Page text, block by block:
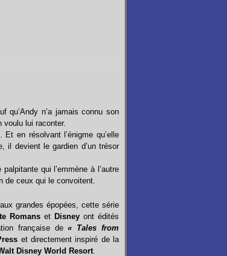
qu’Andy n’a jamais connu son
voulu lui raconter.
en résolvant l’énigme qu’elle
il devient le gardien d’un trésor
qui l’emmène à l’autre
de ceux qui le convoitent.
grandes épopées, cette série
Romanset Disneyont édités
française de« Tales from
et directement inspiré de la
Disney World Resort.